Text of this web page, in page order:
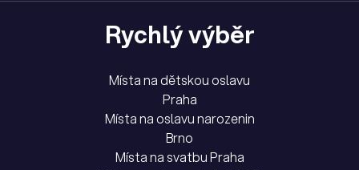
Rychlý výběr
Místa na dětskou oslavu
Praha
Místa na oslavu narozenin
Brno
Místa na svatbu Praha